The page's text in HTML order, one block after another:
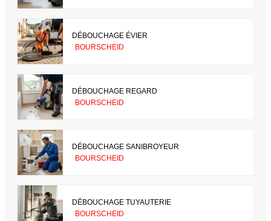
DÉBOUCHAGE ÉVIER
BOURSCHEID
DÉBOUCHAGE REGARD
BOURSCHEID
DÉBOUCHAGE SANIBROYEUR
BOURSCHEID
DÉBOUCHAGE TUYAUTERIE
BOURSCHEID